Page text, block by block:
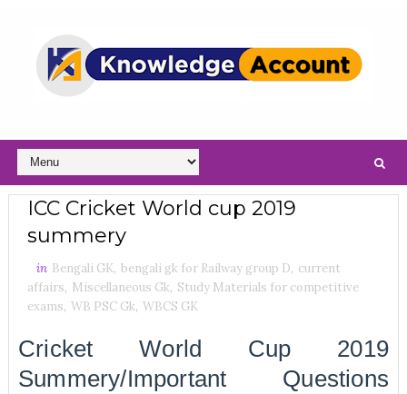
ICC Cricket World cup 2019
summery
in Bengali GK, bengali gk for Railway group D, current
affairs, Miscellaneous Gk, Study Materials for competitive
exams, WB PSC Gk, WBCS GK
Cricket World Cup 2019
Summery/important Questions